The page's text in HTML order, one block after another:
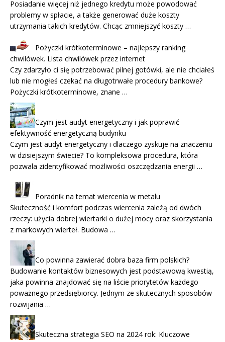
Posiadanie więcej niż jednego kredytu może powodować
problemy w spłacie, a także generować duże koszty
utrzymania takich kredytów. Chcąc zmniejszyć koszty …
Pożyczki krótkoterminowe – najlepszy ranking
chwilówek. Lista chwilówek przez internet
Czy zdarzyło ci się potrzebować pilnej gotówki, ale nie chciałeś
lub nie mogłeś czekać na długotrwałe procedury bankowe?
Pożyczki krótkoterminowe, znane …
Czym jest audyt energetyczny i jak poprawić
efektywność energetyczną budynku
Czym jest audyt energetyczny i dlaczego zyskuje na znaczeniu
w dzisiejszym świecie? To kompleksowa procedura, która
pozwala zidentyfikować możliwości oszczędzania energii …
Poradnik na temat wiercenia w metalu
Skuteczność i komfort podczas wiercenia zależą od dwóch
rzeczy: użycia dobrej wiertarki o dużej mocy oraz skorzystania
z markowych wierteł. Budowa …
Co powinna zawierać dobra baza firm polskich?
Budowanie kontaktów biznesowych jest podstawową kwestią,
jaka powinna znajdować się na liście priorytetów każdego
poważnego przedsiębiorcy. Jednym ze skutecznych sposobów
rozwijania …
Skuteczna strategia SEO na 2024 rok: Kluczowe